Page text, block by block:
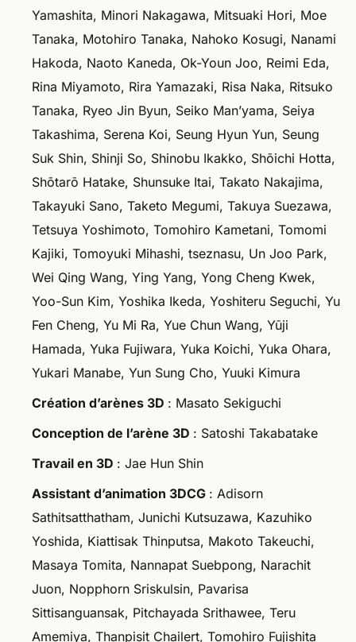
Yamashita, Minori Nakagawa, Mitsuaki Hori, Moe
Tanaka, Motohiro Tanaka, Nahoko Kosugi, Nanami
Hakoda, Naoto Kaneda, Ok-Youn Joo, Reimi Eda,
Rina Miyamoto, Rira Yamazaki, Risa Naka, Ritsuko
Tanaka, Ryeo Jin Byun, Seiko Man’yama, Seiya
Takashima, Serena Koi, Seung Hyun Yun, Seung
Suk Shin, Shinji So, Shinobu Ikakko, Shōichi Hotta,
Shōtarō Hatake, Shunsuke Itai, Takato Nakajima,
Takayuki Sano, Taketo Megumi, Takuya Suezawa,
Tetsuya Yoshimoto, Tomohiro Kametani, Tomomi
Kajiki, Tomoyuki Mihashi, tseznasu, Un Joo Park,
Wei Qing Wang, Ying Yang, Yong Cheng Kwek,
Yoo-Sun Kim, Yoshika Ikeda, Yoshiteru Seguchi, Yu
Fen Cheng, Yu Mi Ra, Yue Chun Wang, Yūji
Hamada, Yuka Fujiwara, Yuka Koichi, Yuka Ohara,
Yukari Manabe, Yun Sung Cho, Yuuki Kimura
Création d’arènes 3D : Masato Sekiguchi
Conception de l’arène 3D : Satoshi Takabatake
Travail en 3D : Jae Hun Shin
Assistant d’animation 3DCG : Adisorn
Sathitsatthatham, Junichi Kutsuzawa, Kazuhiko
Yoshida, Kiattisak Thinputsa, Makoto Takeuchi,
Masaya Tomita, Nannapat Suebpong, Narachit
Juon, Nopphorn Sriskulsin, Pavarisa
Sittisanguansak, Pitchayada Srithawee, Teru
Amemiya, Thanpisit Chailert, Tomohiro Fujishita